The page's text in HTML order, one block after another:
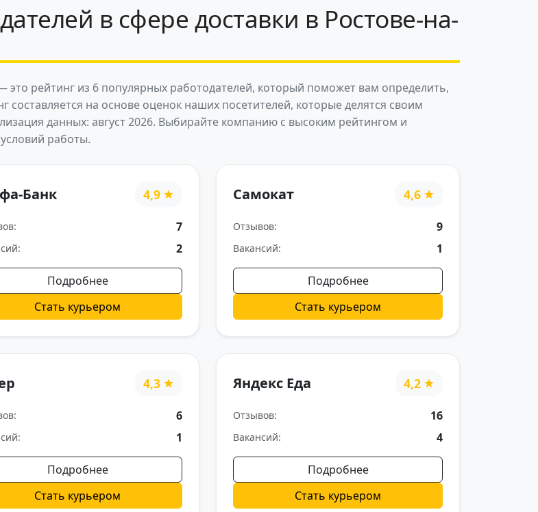
в сфере доставки в Ростове-на-
рейтинг из 6 популярных работодателей, который поможет вам определить,
составляется на основе оценок наших посетителей, которые делятся своим
данных: август 2026. Выбирайте компанию с высоким рейтингом и
работы.
Банк 4,9
7
2
Подробнее
Стать курьером
Самокат 4,6
Отзывов: 9
Вакансий: 1
Подробнее
Стать курьером
4,3
6
1
Подробнее
Стать курьером
Яндекс Еда 4,2
Отзывов: 16
Вакансий: 4
Подробнее
Стать курьером